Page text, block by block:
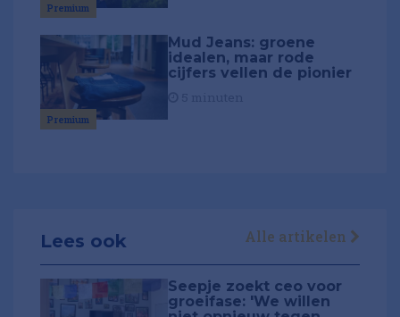
Premium
Premium
Mud Jeans: groene
idealen, maar rode
cijfers vellen de pionier
Lees ook Alle artikelen
Seepje zoekt ceo voor
groeifase: 'We willen